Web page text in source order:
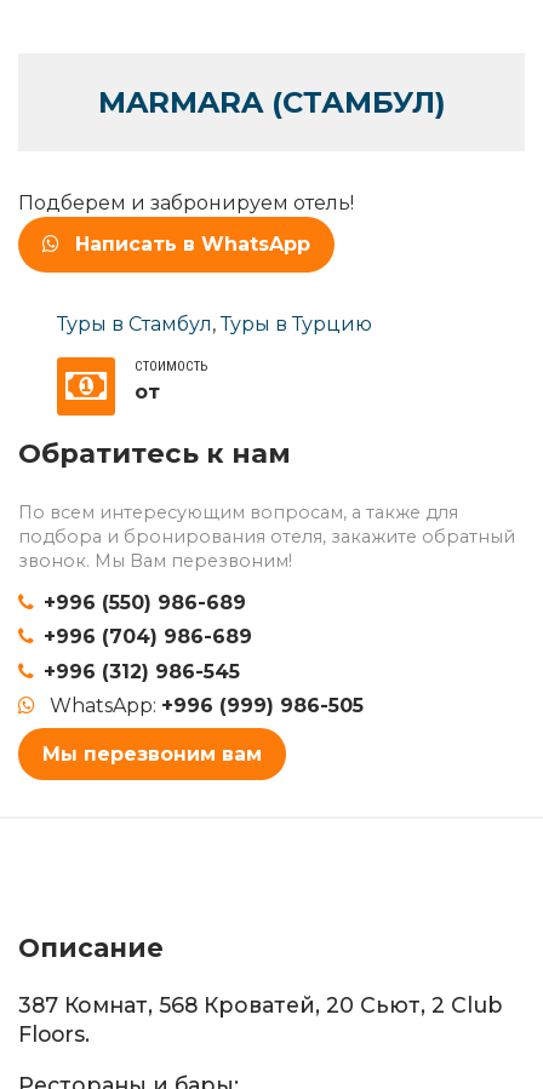
MARMARA (СТАМБУЛ)
Подберем и забронируем отель!
Написать в WhatsApp
Туры в Стамбул,Туры в Турцию
СТОИМОСТЬ
от
Обратитесь к нам
По всем интересующим вопросам, а также для
подбора и бронирования отеля, закажите обратный
звонок. Мы Вам перезвоним!
+996 (550) 986-689
+996 (704) 986-689
+996 (312) 986-545
WhatsApp: +996 (999) 986-505
Мы перезвоним вам
Описание
387 Комнат, 568 Кроватей, 20 Сьют, 2 Club
Floors.